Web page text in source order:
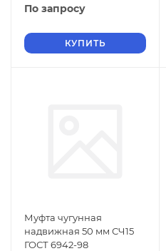
По запросу
КУПИТЬ
Муфта чугунная
надвижная 50 мм СЧ15
ГОСТ 6942-98